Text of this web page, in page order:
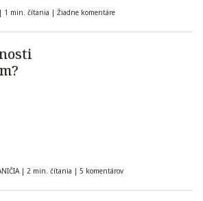
| 1 min. čítania | Žiadne komentáre
| 2 min. čítania | 5 komentárov